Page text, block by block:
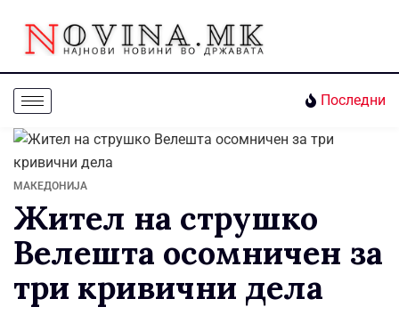
Последни
МАКЕДОНИЈА
Жител на струшко
Велешта осомничен за
три кривични дела